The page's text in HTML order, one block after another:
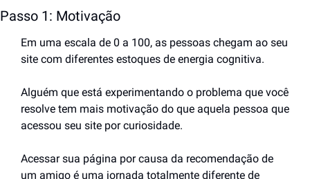
Passo 1: Motivação
Em uma escala de 0 a 100, as pessoas chegam ao seu
site com diferentes estoques de energia cognitiva.
Alguém que está experimentando o problema que você
resolve tem mais motivação do que aquela pessoa que
acessou seu site por curiosidade.
Acessar sua página por causa da recomendação de
um amigo é uma jornada totalmente diferente de